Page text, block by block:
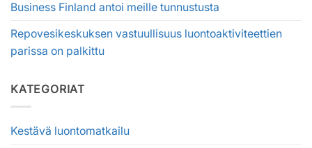
Business Finland antoi meille tunnustusta
Repovesikeskuksen vastuullisuus luontoaktiviteettien
parissa on palkittu
KATEGORIAT
Kestävä luontomatkailu